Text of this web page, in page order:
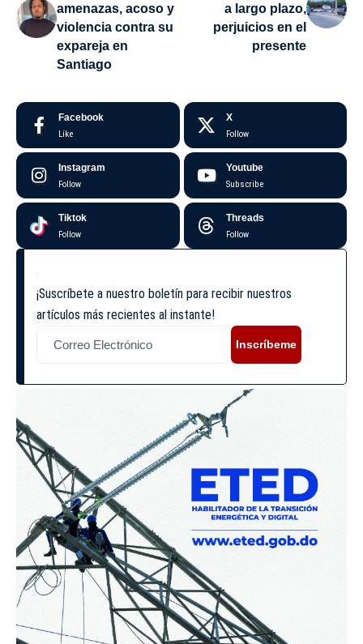
amenazas, acoso y
violencia contra su
expareja en
Santiago
a largo plazo,
perjuicios en el
presente
Facebook
Like
X
Follow
Instagram
Follow
Youtube
Subscribe
Tiktok
Follow
Threads
Follow
¡Suscríbete a nuestro boletín para recibir nuestros
artículos más recientes al instante!
Inscríbeme